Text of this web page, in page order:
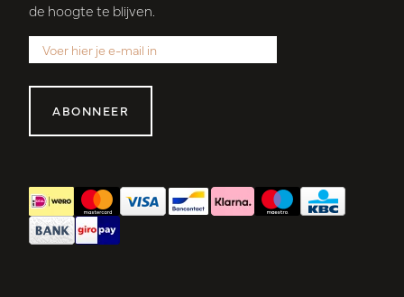
de hoogte te blijven.
ABONNEER